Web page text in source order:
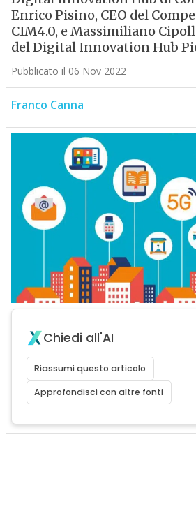
Enrico Pisino, CEO del
CIM4.0, e Massimiliano
del Digital Innovation Hub
Pubblicato il 06 Nov 2022
Franco Canna
Chiedi all'AI
Riassumi questo articolo
Approfondisci con altre fonti